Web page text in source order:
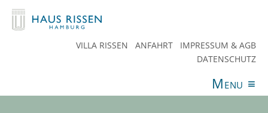
VILLA RISSEN ANFAHRT
IMPRESSUM & AGB
DATENSCHUTZ
Menu ≡
ANGEBOTE VERANSTALTUNGEN
AKTUELLES